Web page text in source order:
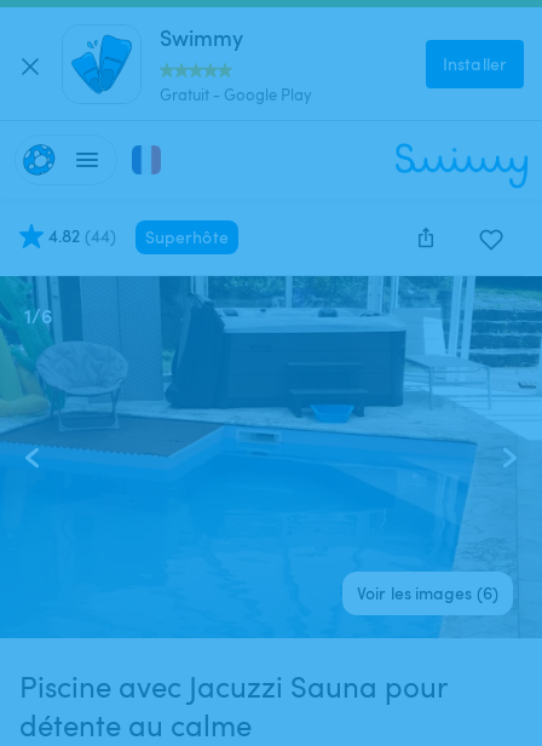
Swimmy
Gratuit - Google Play
Installer
4.82 (44) Superhôte
1/6
Voir les images (6)
Piscine avec Jacuzzi Sauna pour
détente au calme